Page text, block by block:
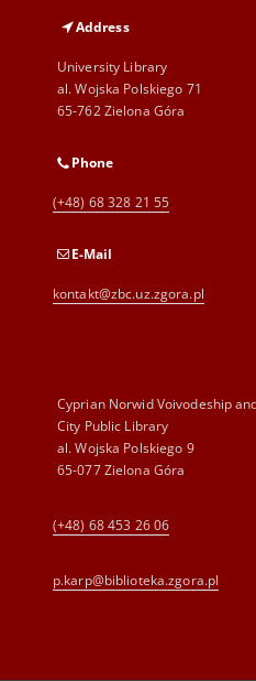
Address
University Library
al. Wojska Polskiego 71
65-762 Zielona Góra
Phone
(+48) 68 328 21 55
E-Mail
kontakt@zbc.uz.zgora.pl
Cyprian Norwid Voivodeship
City Public Library
al. Wojska Polskiego 9
65-077 Zielona Góra
(+48) 68 453 26 06
p.karp@biblioteka.zgora.pl